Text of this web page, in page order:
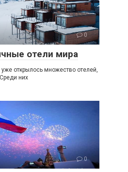
0
отели мира
открылось множество отелей,
них
0